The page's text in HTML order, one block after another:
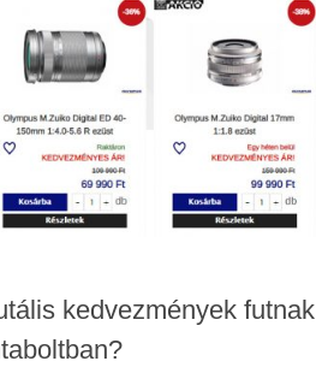
kedvezmények futnak